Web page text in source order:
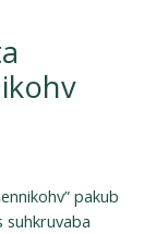
pakub